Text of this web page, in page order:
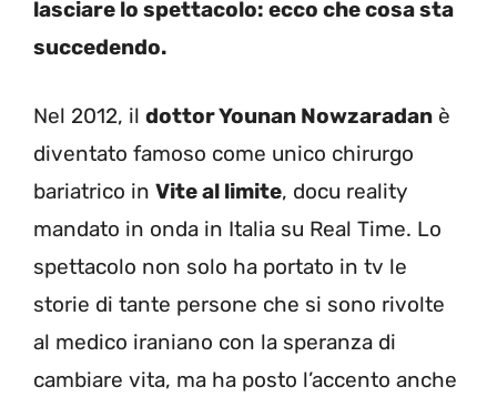
lasciare lo spettacolo: ecco che cosa sta
succedendo.
Nel 2012, il dottor Younan Nowzaradan è
diventato famoso come unico chirurgo
bariatrico in Vite al limite, docu reality
mandato in onda in Italia su Real Time. Lo
spettacolo non solo ha portato in tv le
storie di tante persone che si sono rivolte
al medico iraniano con la speranza di
cambiare vita, ma ha posto l’accento anche